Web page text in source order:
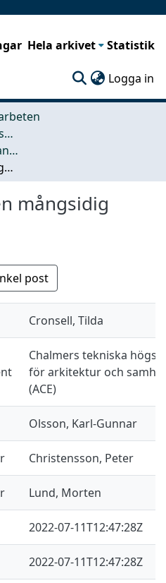
Hela arkivet Statistik
Logga in
Arkitektur och samhällsbyggnadsteknik (ACE)
Examensarbeten för kandidatexamen
Tenkaiteatern: en mångsidig upplevelse
mångsidig
post
Cronsell, Tilda
Chalmers tekniska
för arkitektur och
(ACE)
Olsson, Karl-Gunnar
Christensson, Peter
Lund, Morten
2022-07-11T12:47:28Z
2022-07-11T12:47:28Z